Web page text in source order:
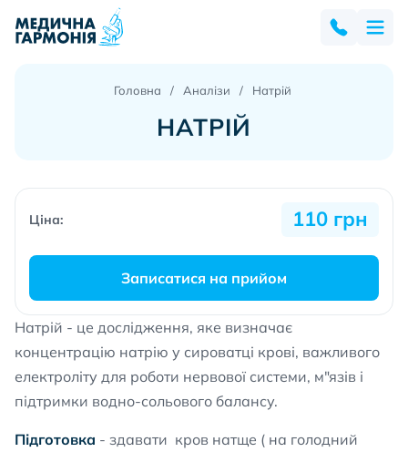
Головна Аналізи Натрій
НАТРІЙ
Натрій - це дослідження, яке визначає
концентрацію натрію у сироватці крові, важливого
електроліту для роботи нервової системи, м"язів і
підтримки водно-сольового балансу.
Підготовка - здавати кров натще ( на голодний
Ціна: 110 грн
Записатися на прийом